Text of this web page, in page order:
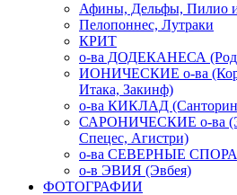
Афины, Дельфы, Пилио
Пелопоннес, Лутраки
КРИТ
о-ва ДОДЕКАНЕСА
ИОНИЧЕСКИЕ о-ва
Итака, Закинф)
о-ва КИКЛАД
САРОНИЧЕСКИЕ о-ва
Спецес, Агистри)
о-ва СЕВЕРНЫЕ
о-в ЭВИЯ (Эвбея)
ФОТОГРАФИИ